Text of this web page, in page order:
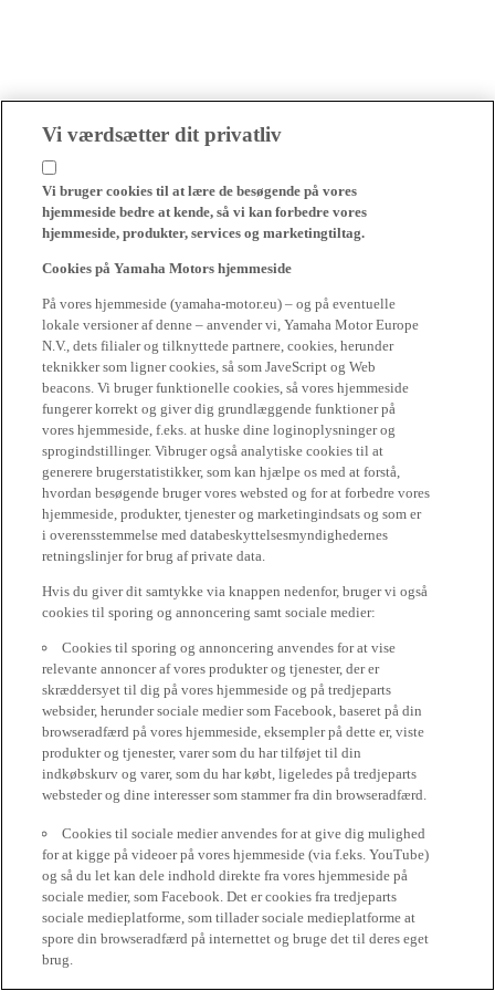
Vi værdsætter dit privatliv
Vi bruger cookies til at lære de besøgende på vores
hjemmeside bedre at kende, så vi kan forbedre vores
hjemmeside, produkter, services og marketingtiltag.
Cookies på Yamaha Motors hjemmeside
På vores hjemmeside (yamaha-motor.eu) – og på eventuelle
lokale versioner af denne – anvender vi, Yamaha Motor Europe
N.V., dets filialer og tilknyttede partnere, cookies, herunder
teknikker som ligner cookies, så som JaveScript og Web
beacons. Vi bruger funktionelle cookies, så vores hjemmeside
fungerer korrekt og giver dig grundlæggende funktioner på
vores hjemmeside, f.eks. at huske dine loginoplysninger og
sprogindstillinger. Vibruger også analytiske cookies til at
generere brugerstatistikker, som kan hjælpe os med at forstå,
hvordan besøgende bruger vores websted og for at forbedre vores
hjemmeside, produkter, tjenester og marketingindsats og som er
i overensstemmelse med databeskyttelsesmyndighedernes
retningslinjer for brug af private data.
Hvis du giver dit samtykke via knappen nedenfor, bruger vi også
cookies til sporing og annoncering samt sociale medier:
Cookies til sporing og annoncering anvendes for at vise
relevante annoncer af vores produkter og tjenester, der er
skræddersyet til dig på vores hjemmeside og på tredjeparts
websider, herunder sociale medier som Facebook, baseret på din
browseradfærd på vores hjemmeside, eksempler på dette er, viste
produkter og tjenester, varer som du har tilføjet til din
indkøbskurv og varer, som du har købt, ligeledes på tredjeparts
websteder og dine interesser som stammer fra din browseradfærd.
Cookies til sociale medier anvendes for at give dig mulighed
for at kigge på videoer på vores hjemmeside (via f.eks. YouTube)
og så du let kan dele indhold direkte fra vores hjemmeside på
sociale medier, som Facebook. Det er cookies fra tredjeparts
sociale medieplatforme, som tillader sociale medieplatforme at
spore din browseradfærd på internettet og bruge det til deres eget
brug.